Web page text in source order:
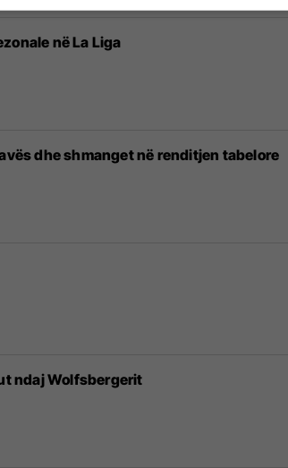
në La Liga
dhe shmanget në renditjen tabelore
ndaj Wolfsbergerit